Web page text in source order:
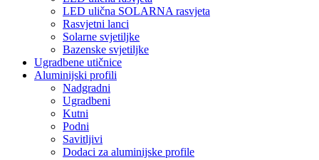
LED ulična SOLARNA rasvjeta
Rasvjetni lanci
Solarne svjetiljke
Bazenske svjetiljke
Ugradbene utičnice
Aluminijski profili
Nadgradni
Ugradbeni
Kutni
Podni
Savitljivi
Dodaci za aluminijske profile